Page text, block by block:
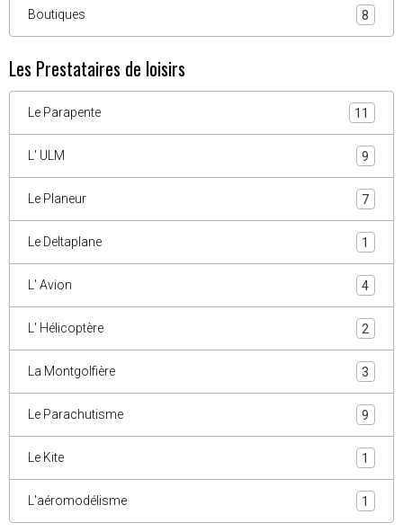
Boutiques 8
Les Prestataires de loisirs
Le Parapente 11
L' ULM 9
Le Planeur 7
Le Deltaplane 1
L' Avion 4
L' Hélicoptère 2
La Montgolfière 3
Le Parachutisme 9
Le Kite 1
L'aéromodélisme 1